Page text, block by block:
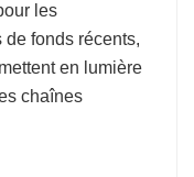
les
fonds récents,
en lumière
chaînes